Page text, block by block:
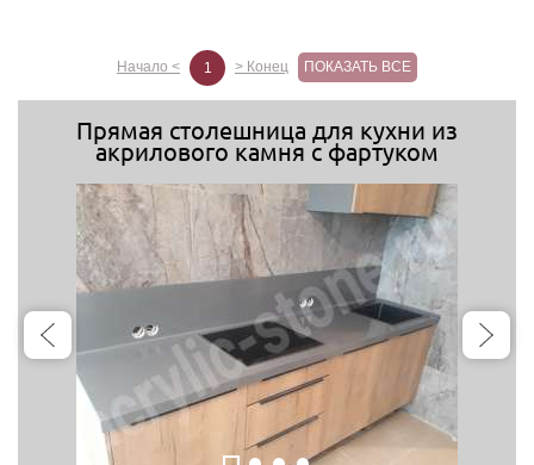
Начало < 1 > Конец ПОКАЗАТЬ ВСЕ
Прямая столешница для кухни из
акрилового камня с фартуком